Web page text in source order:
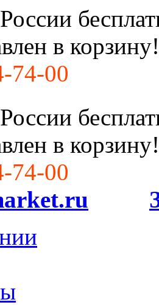
в корзину!
74-00
в корзину!
74-00